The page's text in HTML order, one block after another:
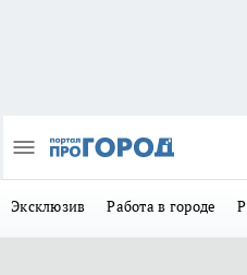
Эксклюзив Работа в городе